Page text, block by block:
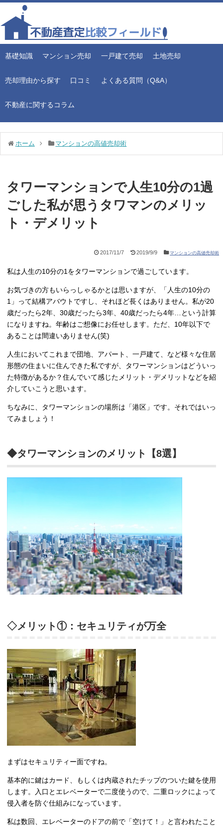
基礎知識 マンション売却 一戸建て売却 土地売却
売却理由から探す 口コミ よくある質問（Q&A）
不動産に関するコラム
ホーム マンションの高値売却術
タワーマンションで人生10分の1過
ごした私が思うタワマンのメリッ
ト・デメリット
2017/11/7 2019/9/9 マンションの高値売却術
私は人生の10分の1をタワーマンションで過ごしています。
お気づきの方もいらっしゃるかとは思いますが、「人生の10分の
1」って結構アバウトですし、それほど長くはありません。私が20
歳だったら2年、30歳だったら3年、40歳だったら4年…という計算
になりますね。年齢はご想像にお任せします。ただ、10年以下で
あることは間違いありません(笑)
人生においてこれまで団地、アパート、一戸建て、など様々な住居
形態の住まいに住んできた私ですが、タワーマンションはどういっ
た特徴があるか？住んでいて感じたメリット・デメリットなどを紹
介していこうと思います。
ちなみに、タワーマンションの場所は「港区」です。それではいっ
てみましょう！
◆タワーマンションのメリット【8選】
◇メリット①：セキュリティが万全
まずはセキュリティー面ですね。
基本的に鍵はカード、もしくは内蔵されたチップのついた鍵を使用
します。入口とエレベーターで二度使うので、二重ロックによって
侵入者を防ぐ仕組みになっています。
私は数回、エレベーターのドアの前で「空けて！」と言われたこと